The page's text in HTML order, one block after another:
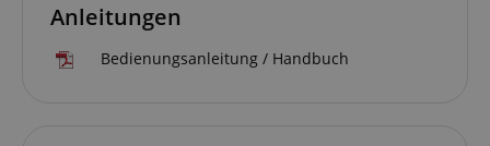
Anleitungen
Bedienungsanleitung / Handbuch